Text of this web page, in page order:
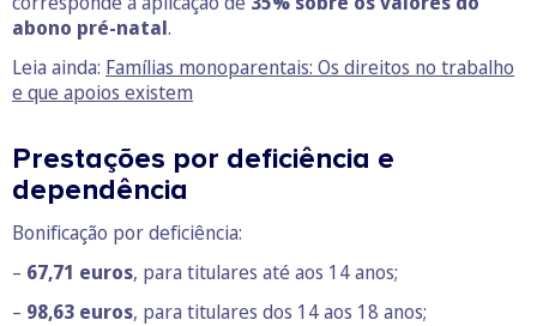
abono pré-natal.
Leia ainda: Famílias monoparentais: Os direitos no trabalho
e que apoios existem
Prestações por deficiência e
dependência
Bonificação por deficiência:
– 67,71 euros, para titulares até aos 14 anos;
– 98,63 euros, para titulares dos 14 aos 18 anos;